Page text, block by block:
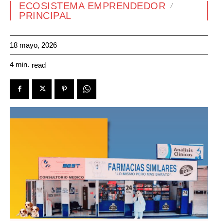
ECOSISTEMA EMPRENDEDOR
PRINCIPAL
18 mayo, 2026
4 min. read